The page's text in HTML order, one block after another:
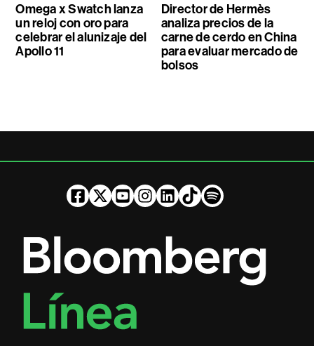
Omega x Swatch lanza
un reloj con oro para
celebrar el alunizaje del
Apollo 11
Director de Hermès
analiza precios de la
carne de cerdo en China
para evaluar mercado de
bolsos